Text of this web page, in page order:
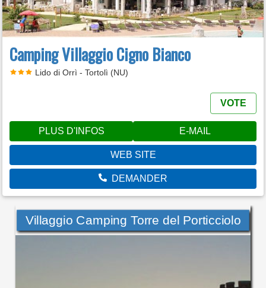
Camping Villaggio Cigno Bianco
Lido di Orrì - Tortolì (NU)
VOTE
PLUS D'INFOS E-MAIL
WEB SITE
DEMANDER
Villaggio Camping Torre del Porticciolo